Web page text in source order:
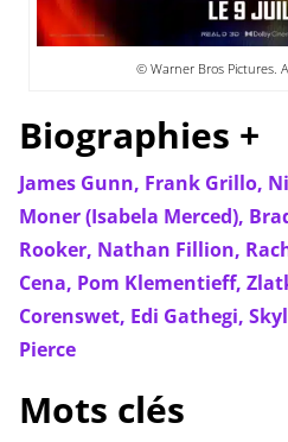
© Warner Bros Pictures.
Biographies +
James Gunn, Frank Grillo,
Moner (Isabela Merced),
Rooker, Nathan Fillion,
Cena, Pom Klementieff,
Corenswet, Edi Gathegi,
Pierce
Mots clés